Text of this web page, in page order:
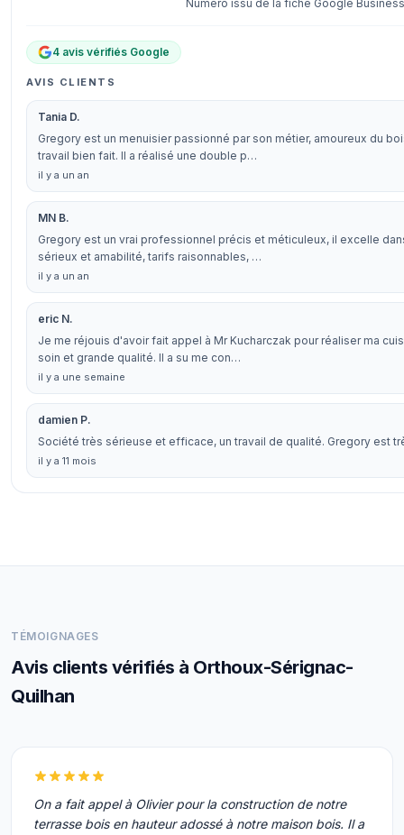
Numéro issu de la fiche Google
4 avis vérifiés Google
AVIS CLIENTS
Tania D.
Gregory est un menuisier passionné par son métier, amoureux du
travail bien fait. Il a réalisé une double p…
il y a un an
MN B.
Gregory est un vrai professionnel précis et méticuleux, il excelle
sérieux et amabilité, tarifs raisonnables, …
il y a un an
eric N.
Je me réjouis d'avoir fait appel à Mr Kucharczak pour réaliser ma
soin et grande qualité. Il a su me con…
il y a une semaine
damien P.
Société très sérieuse et efficace, un travail de qualité. Gregory est
il y a 11 mois
TÉMOIGNAGES
Avis clients vérifiés à Orthoux-Sérignac-
Quilhan
On a fait appel à Olivier pour la construction de notre
terrasse bois en hauteur adossé à notre maison bois. Il a